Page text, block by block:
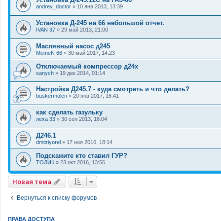
andrey_doctor » 10 янв 2013, 13:39
Установка Д-245 на 66 небольшой отчет.
IVAN 37 » 29 май 2013, 21:00
Маслянный насос д245
MemeN 66 » 30 май 2017, 14:23
Отключаемый компрессор д24х
sanych » 19 дек 2014, 01:14
Настройка Д245.7 - куда смотреть и что делать?
buskermolen » 20 янв 2017, 16:41
как сделать газульку
леха 33 » 30 сен 2013, 18:04
Д246.1
dmitriyorel » 17 ноя 2016, 18:14
Подскажите кто ставил ГУР?
ТОЛИК » 23 окт 2016, 13:56
Новая тема
Вернуться к списку форумов
ПРАВА ДОСТУПА